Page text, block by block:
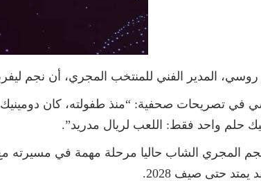
روسي، المدير الفني للمنتخب المجري، أن نجم
في تصريحات صحفية: “منذ طفولته، كان دومينيك
حلم واحد فقط: اللعب لريال مدريد”.
يمتد حتى صيف 2028.